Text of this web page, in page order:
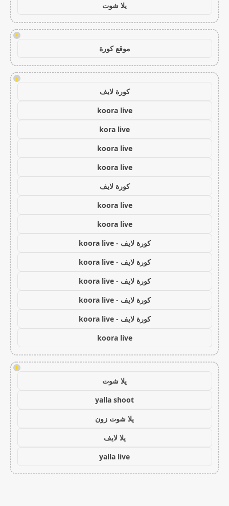
يلا شوت
!
موقع كورة
!
كورة لايف
koora live
kora live
koora live
koora live
كورة لايف
koora live
koora live
كورة لايف - koora live
كورة لايف - koora live
كورة لايف - koora live
كورة لايف - koora live
كورة لايف - koora live
koora live
!
يلا شوت
yalla shoot
يلا شوت زون
يلا لايف
yalla live